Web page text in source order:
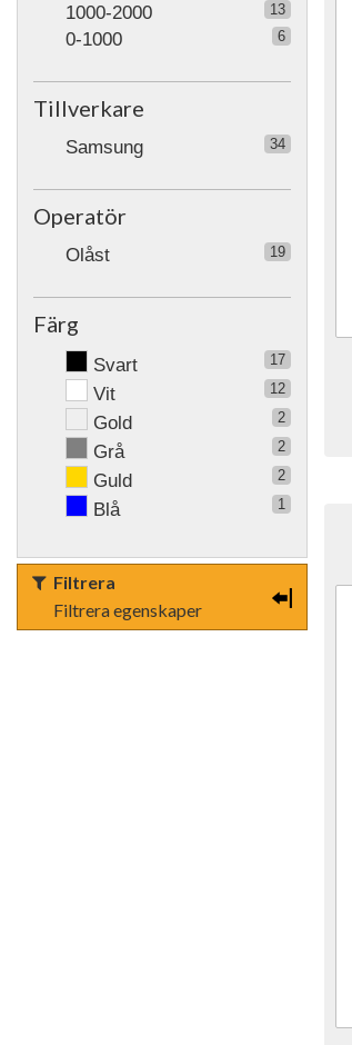
1000-2000 13
0-1000 6
Tillverkare
Samsung 34
Operatör
Olåst 19
Färg
Svart 17
Vit 12
Gold 2
Grå 2
Guld 2
Blå 1
Filtrera
Filtrera egenskaper